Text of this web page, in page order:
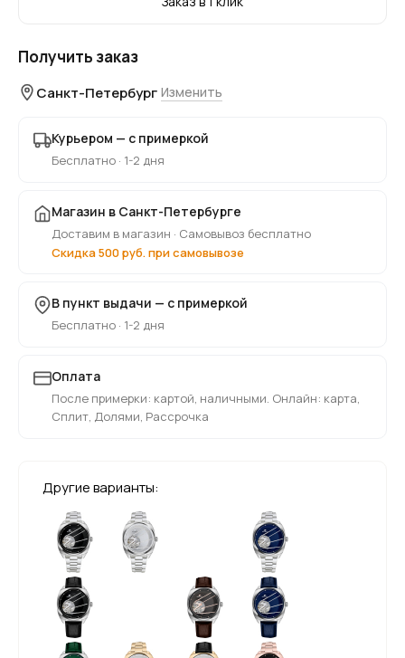
Получить заказ
Санкт-Петербург Изменить
Курьером — с примеркой
Бесплатно · 1-2 дня
Магазин в Санкт-Петербурге
Доставим в магазин · Самовывоз бесплатно
Скидка 500 руб. при самовывозе
В пункт выдачи — с примеркой
Бесплатно · 1-2 дня
Оплата
После примерки: картой, наличными. Онлайн: карта,
Сплит, Долями, Рассрочка
Другие варианты: